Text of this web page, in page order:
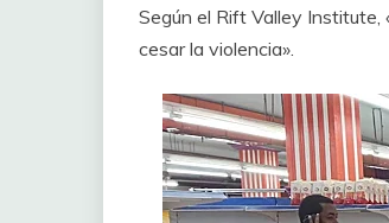
Según el Rift Valley Institute,
cesar la violencia».